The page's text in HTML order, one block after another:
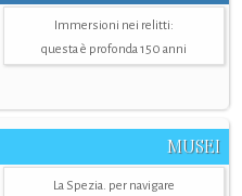
Immersioni nei relitti:
questa è profonda 150 anni
MUSEI
La Spezia. per navigare